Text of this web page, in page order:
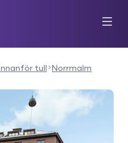
Innanför tull Norrmalm